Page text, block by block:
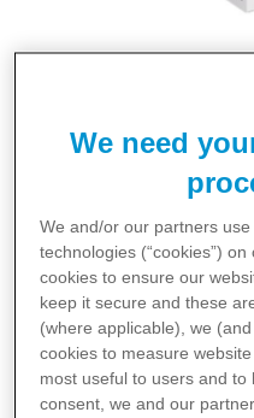
MYLOTARG 5
Konzentrat zur
Infusionslösung
PDF 0,1 MB
We need
We and/or our partners
technologies (“cookies”)
cookies to ensure our
keep it secure and these
(where applicable), we
cookies to measure
most useful to users and
consent, we and our